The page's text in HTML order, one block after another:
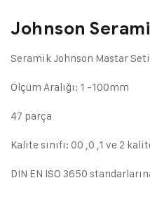
Johnson
Seramik Johnson Mastar
Ölçüm Aralığı: 1 -100mm
47 parça
Kalite sınıfı: 00 ,0 ,1 ve 2
DIN EN ISO 3650